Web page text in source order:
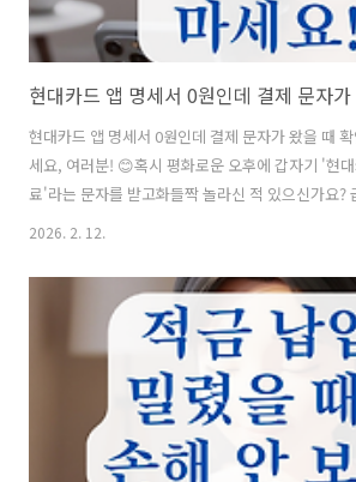
현대카드 앱 명세서 0원인데 결제 문자가 왔을 때
세요, 여러분! 😊혹시 평화로운 오후에 갑자기 '현
료'라는 문자를 받고화들짝 놀라신 적 있으신가요?
명세서엔 '0원'이라고 떠서"이게 뭐지? 해킹인가?"
결제 문자와 명세서 불일치 상황,정확히 어떤 원인
결해야 하는지확실하게 정리해 드릴게요!바로 확인
차1. 진짜 카드사 문자 맞나요? (스미싱 구별)
차 이해하기 ⏳3. 선결제(즉시결제) 여부 확인하기
패스 체크 👨‍👩‍👧‍👦5. 숨겨진 비용 확인 ..
2026. 2. 12.